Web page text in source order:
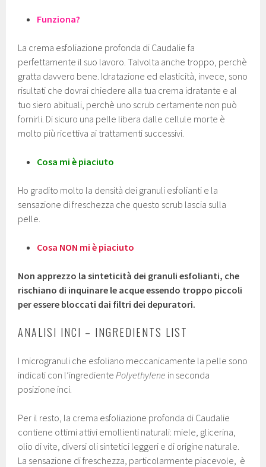
Funziona?
La crema esfoliazione profonda di Caudalie fa
perfettamente il suo lavoro. Talvolta anche troppo, perchè
gratta davvero bene. Idratazione ed elasticità, invece, sono
risultati che dovrai chiedere alla tua crema idratante e al
tuo siero abituali, perchè uno scrub certamente non può
fornirli. Di sicuro una pelle libera dalle cellule morte è
molto più ricettiva ai trattamenti successivi.
Cosa mi è piaciuto
Ho gradito molto la densità dei granuli esfolianti e la
sensazione di freschezza che questo scrub lascia sulla
pelle.
Cosa NON mi è piaciuto
Non apprezzo la sinteticità dei granuli esfolianti, che
rischiano di inquinare le acque essendo troppo piccoli
per essere bloccati dai filtri dei depuratori.
ANALISI INCI – INGREDIENTS LIST
I microgranuli che esfoliano meccanicamente la pelle sono
indicati con l’ingrediente Polyethylene in seconda
posizione inci.
Per il resto, la crema esfoliazione profonda di Caudalie
contiene ottimi attivi emollienti naturali: miele, glicerina,
olio di vite, diversi oli sintetici leggeri e di origine naturale.
La sensazione di freschezza, particolarmente piacevole, è